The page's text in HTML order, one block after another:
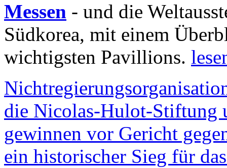
Messen - und die
Südkorea, mit einem
wichtigsten Pavillions.
die Nicolas-Hulot-Stiftung
gewinnen vor Gericht
ein historischer Sieg für